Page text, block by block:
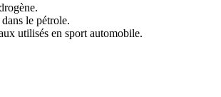
le pétrole.
utilisés en sport automobile.